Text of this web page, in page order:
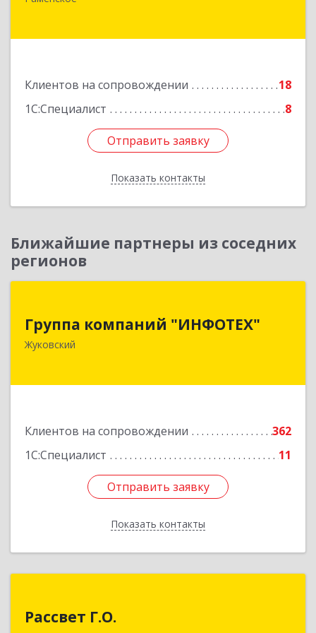
Клиентов на сопровождении
18
1С:Специалист
8
Отправить заявку
Показать контакты
Гжельского Кирпичного Завода п, дом № 11,
Отправить заявку
Назад
Ближайшие партнеры из соседних
регионов
Группа компаний "ИНФОТЕХ"
Жуковский
Клиентов на сопровождении
362
1С:Специалист
11
Отправить заявку
Показать контакты
140180, Московская обл, Жуковский г, Чкалова
Подробнее
Отправить заявку
Назад
Рассвет Г.О.